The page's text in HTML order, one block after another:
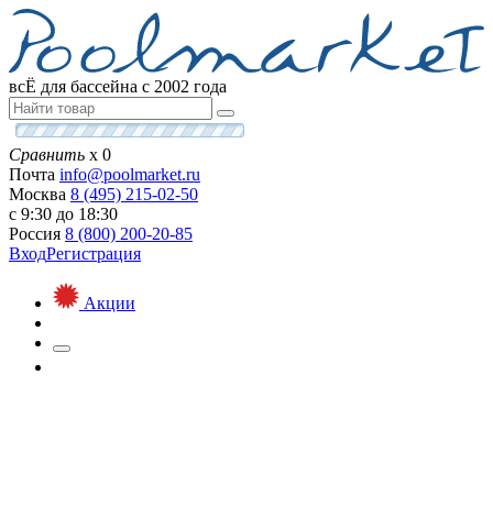
всЁ для бассейна с 2002 года
Сравнить х 0
Почта info@poolmarket.ru
Москва 8 (495) 215-02-50
с 9:30 до 18:30
Россия 8 (800) 200-20-85
ВходРегистрация
Акции